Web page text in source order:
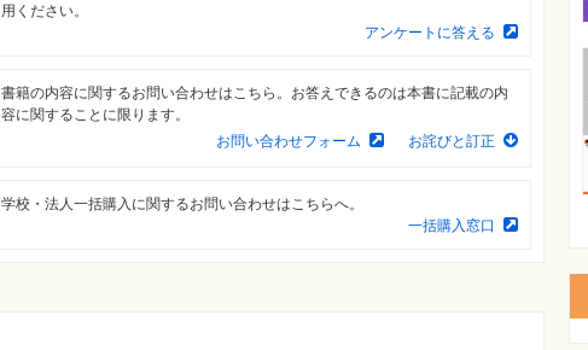
用ください。
アンケートに答える
書籍の内容に関するお問い合わせはこちら。お答えできるのは本書に記載の内
容に関することに限ります。
お問い合わせフォーム
お詫びと訂正
学校・法人一括購入に関するお問い合わせはこちらへ。
一括購入窓口